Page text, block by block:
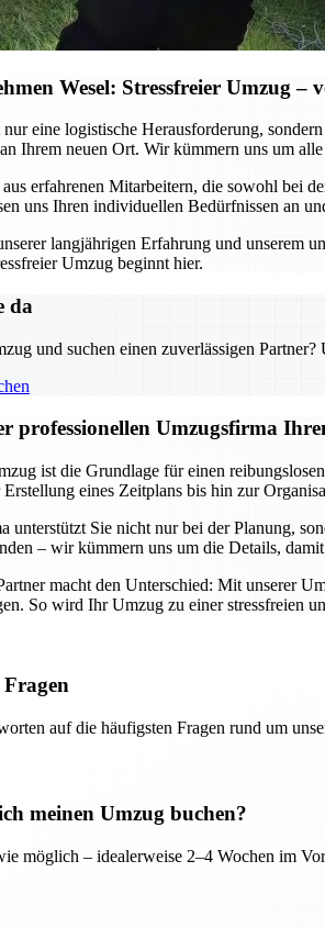
Wesel: Stressfreier Umzug –
eine logistische Herausforderung,
Ihrem neuen Ort. Wir kümmern uns um
aus erfahrenen Mitarbeitern, die sowohl bei
uns Ihren individuellen Bedürfnissen an
langjährigen Erfahrung und unserem
Umzug beginnt hier.
da
und suchen einen zuverlässigen
professionellen Umzugsfirma
ist die Grundlage für einen
eines Zeitplans bis hin zur
unterstützt Sie nicht nur bei der Planung,
– wir kümmern uns um die Details,
macht den Unterschied: Mit unserer
So wird Ihr Umzug zu einer stressfreien
auf die häufigsten Fragen rund um
meinen Umzug buchen?
möglich – idealerweise 2–4 Wochen im